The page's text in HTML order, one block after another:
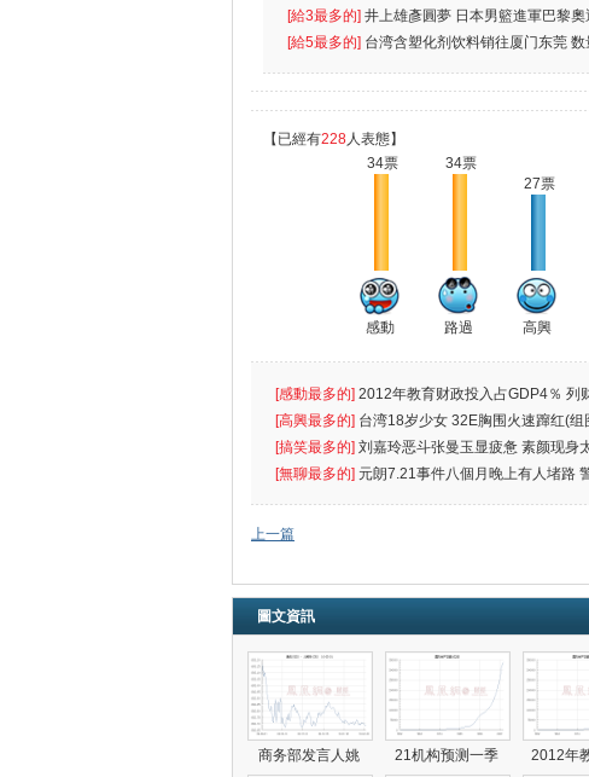
[給3最多的] 井上雄彥圓夢 日本男籃進軍巴黎奧
[給5最多的] 台湾含塑化剂饮料销往厦门东莞
【已經有228人表態】
34票
感動
34票
路過
27票
高興
[感動最多的] 2012年教育财政投入占GDP4％ 列
出首位
[高興最多的] 台湾18岁少女 32E胸围火速蹿红(组
[搞笑最多的] 刘嘉玲恶斗张曼玉显疲惫 素颜现身
遮
[無聊最多的] 元朗7.21事件八個月晚上有人堵路
催
上一篇
圖文資訊
商务部发言人姚 21机构预测一季 2012年